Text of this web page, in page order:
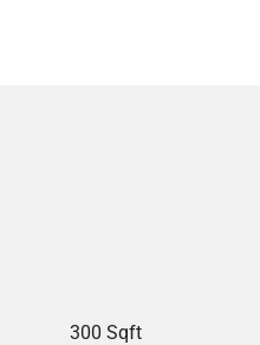
300 Sqft